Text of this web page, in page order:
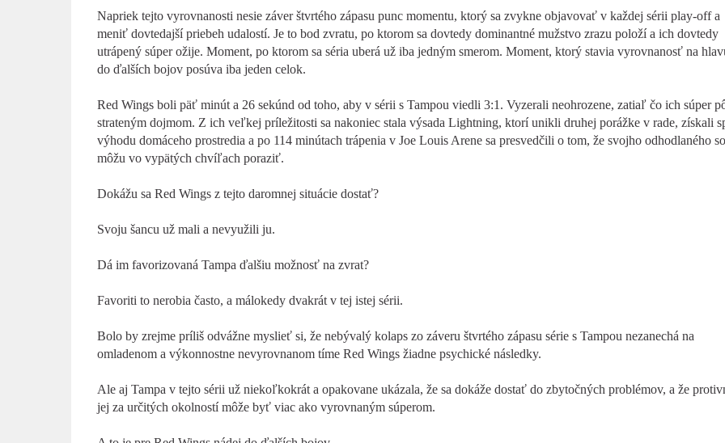
Napriek tejto vyrovnanosti nesie záver štvrtého zápasu punc momentu, ktorý sa zvykne objavovať v každej sérii play-off a
meniť dovtedajší priebeh udalostí. Je to bod zvratu, po ktorom sa dovtedy dominantné mužstvo zrazu položí a ich dovtedy
utrápený súper ožije. Moment, po ktorom sa séria uberá už iba jedným smerom. Moment, ktorý stavia vyrovnanosť na
do ďalších bojov posúva iba jeden celok.
Red Wings boli päť minút a 26 sekúnd od toho, aby v sérii s Tampou viedli 3:1. Vyzerali neohrozene, zatiaľ čo ich súper
strateným dojmom. Z ich veľkej príležitosti sa nakoniec stala výsada Lightning, ktorí unikli druhej porážke v rade, získali
výhodu domáceho prostredia a po 114 minútach trápenia v Joe Louis Arene sa presvedčili o tom, že svojho odhodlaného
môžu vo vypätých chvíľach poraziť.
Dokážu sa Red Wings z tejto daromnej situácie dostať?
Svoju šancu už mali a nevyužili ju.
Dá im favorizovaná Tampa ďalšiu možnosť na zvrat?
Favoriti to nerobia často, a málokedy dvakrát v tej istej sérii.
Bolo by zrejme príliš odvážne myslieť si, že nebývalý kolaps zo záveru štvrtého zápasu série s Tampou nezanechá na
omladenom a výkonnostne nevyrovnanom tíme Red Wings žiadne psychické následky.
Ale aj Tampa v tejto sérii už niekoľkokrát a opakovane ukázala, že sa dokáže dostať do zbytočných problémov, a že
jej za určitých okolností môže byť viac ako vyrovnaným súperom.